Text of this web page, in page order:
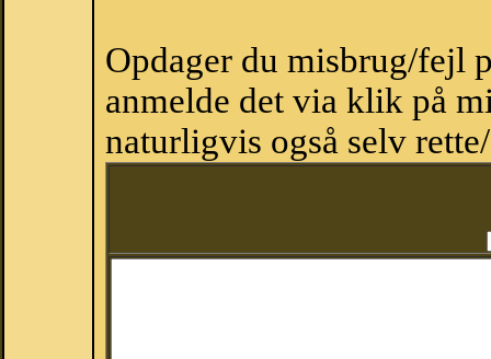
Opdager du misbrug/fejl
anmelde det via klik på
naturligvis også selv